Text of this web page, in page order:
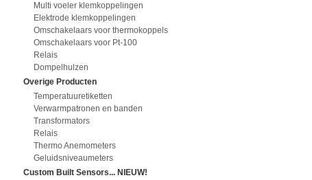
Multi voeler klemkoppelingen
Elektrode klemkoppelingen
Omschakelaars voor thermokoppels
Omschakelaars voor Pt-100
Relais
Dompelhulzen
Overige Producten
Temperatuuretiketten
Verwarmpatronen en banden
Transformators
Relais
Thermo Anemometers
Geluidsniveaumeters
Custom Built Sensors... NIEUW!